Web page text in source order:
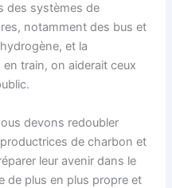
des systèmes de
notamment des bus et
et la
train, on aiderait ceux
devons redoubler
de charbon et
leur avenir dans le
de plus en plus propre et